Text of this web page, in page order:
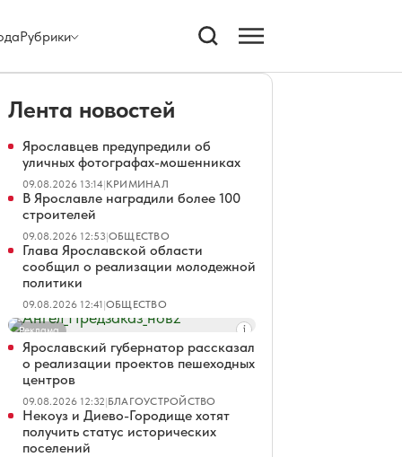
Рубрики
Лента новостей
Ярославцев предупредили об
уличных фотографах-мошенниках
09.08.2026 13:14|КРИМИНАЛ
В Ярославле наградили более 100
строителей
09.08.2026 12:53|ОБЩЕСТВО
Глава Ярославской области
сообщил о реализации молодежной
политики
09.08.2026 12:41|ОБЩЕСТВО
Реклама
Ярославский губернатор рассказал
о реализации проектов пешеходных
центров
09.08.2026 12:32|БЛАГОУСТРОЙСТВО
Некоуз и Диево-Городище хотят
получить статус исторических
поселений